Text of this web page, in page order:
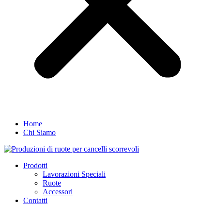
Home
Chi Siamo
Prodotti
Lavorazioni Speciali
Ruote
Accessori
Contatti